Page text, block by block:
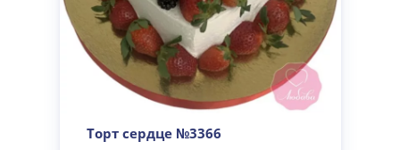
Торт сердце №3366